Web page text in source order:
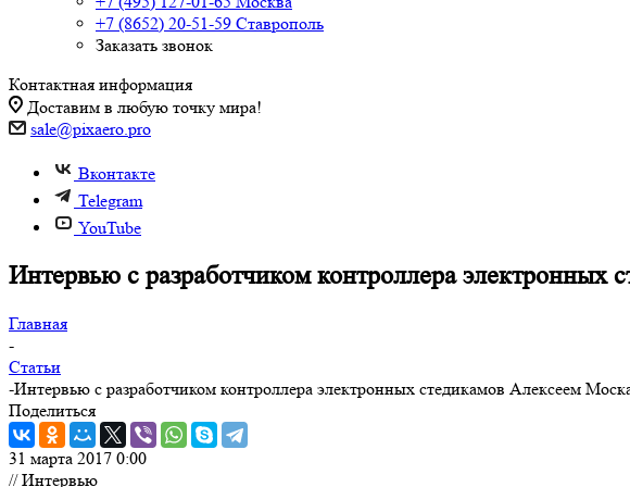
+7 (8652) 20-51-59 Ставрополь
Заказать звонок
Контактная информация
Доставим в любую точку мира!
sale@pixaero.pro
Вконтакте
Telegram
YouTube
Интервью с разработчиком контроллера электронных
Главная
-
Статьи
-Интервью с разработчиком контроллера электронных стедикамов Алексеем
Поделиться
31 марта 2017 0:00
// Интервью